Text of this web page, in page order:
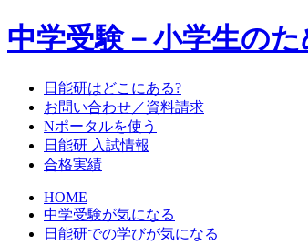
中学受験－小学生の
日能研はどこにある?
お問い合わせ／資料請求
Nポータルを使う
日能研 入試情報
合格実績
HOME
中学受験が気になる
日能研での学びが気になる